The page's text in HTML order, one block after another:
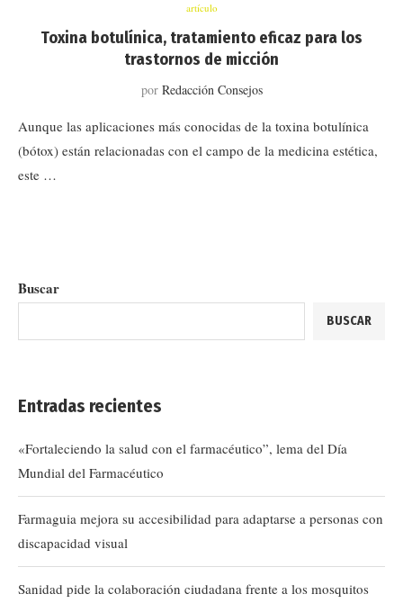
artículo
Toxina botulínica, tratamiento eficaz para los
trastornos de micción
por Redacción Consejos
Aunque las aplicaciones más conocidas de la toxina botulínica
(bótox) están relacionadas con el campo de la medicina estética,
este …
Buscar
BUSCAR
Entradas recientes
«Fortaleciendo la salud con el farmacéutico”, lema del Día
Mundial del Farmacéutico
Farmaguia mejora su accesibilidad para adaptarse a personas con
discapacidad visual
Sanidad pide la colaboración ciudadana frente a los mosquitos